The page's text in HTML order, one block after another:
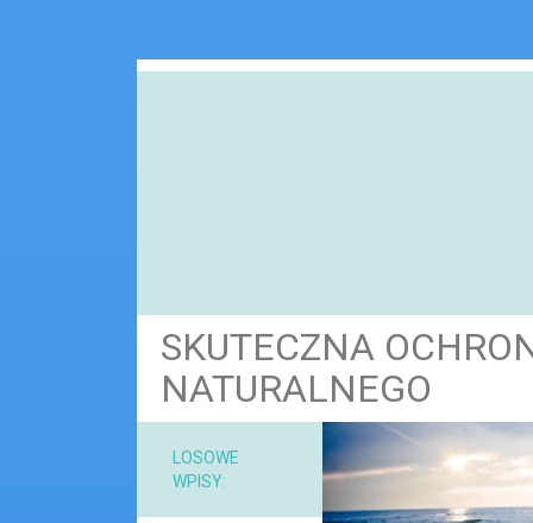
SKUTECZNA
NATURALNEGO
LOSOWE
WPISY: